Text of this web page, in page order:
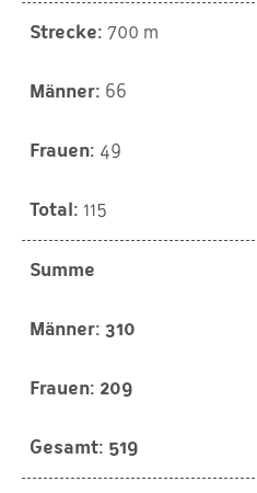
700 m
66
49
115
Summe
310
209
519